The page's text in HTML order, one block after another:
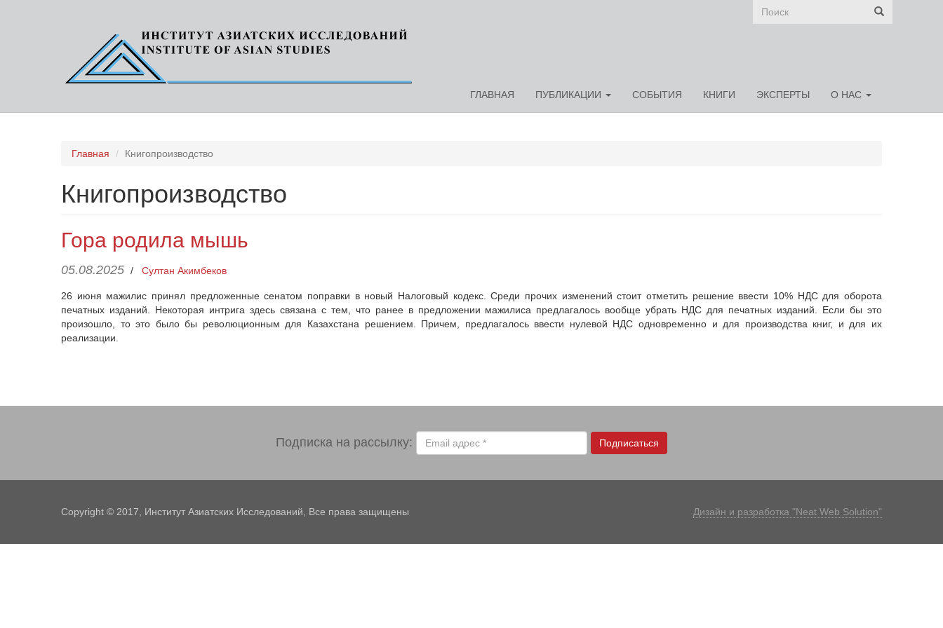
Форма
ГЛАВНАЯ ПУБЛИКАЦИИ СОБЫТИЯ КНИГИ ЭКСПЕРТЫ О НАС
Главная Книгопроизводство
Книгопроизводство
Гора родила мышь
05.08.2025 / Султан Акимбеков
26 июня мажилис принял предложенные сенатом поправки в новый Налоговый кодекс. Среди прочих изменений стоит отметить решение ввести 10% НДС для оборота
печатных изданий. Некоторая интрига здесь связана с тем, что ранее в предложении мажилиса предлагалось вообще убрать НДС для печатных изданий. Если бы это
произошло, то это было бы революционным для Казахстана решением. Причем, предлагалось ввести нулевой НДС одновременно и для производства книг, и для их
реализации.
Подписка на рассылку: Подписаться
Copyright © 2017, Институт Азиатских Исследований, Все права защищены Дизайн и разработка "Neat Web Solution"